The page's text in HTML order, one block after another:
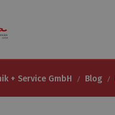
+ Service GmbH Blog